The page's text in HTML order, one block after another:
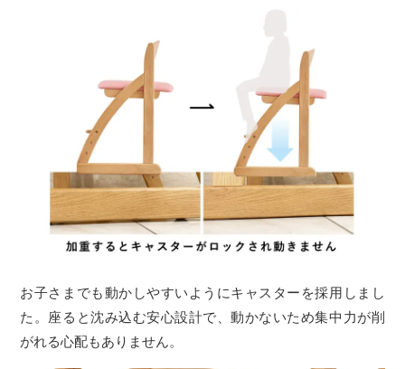
お子さまでも動かしやすいようにキャスターを採用しまし
た。座ると沈み込む安心設計で、動かないため集中力が削
がれる心配もありません。